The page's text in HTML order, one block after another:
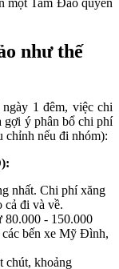
như thế
1 đêm, việc chi
gợi ý phân bổ chi phí
chỉnh nếu đi nhóm):
nhất. Chi phí xăng
đi và về.
80.000 - 150.000
bến xe Mỹ Đình,
chút, khoảng